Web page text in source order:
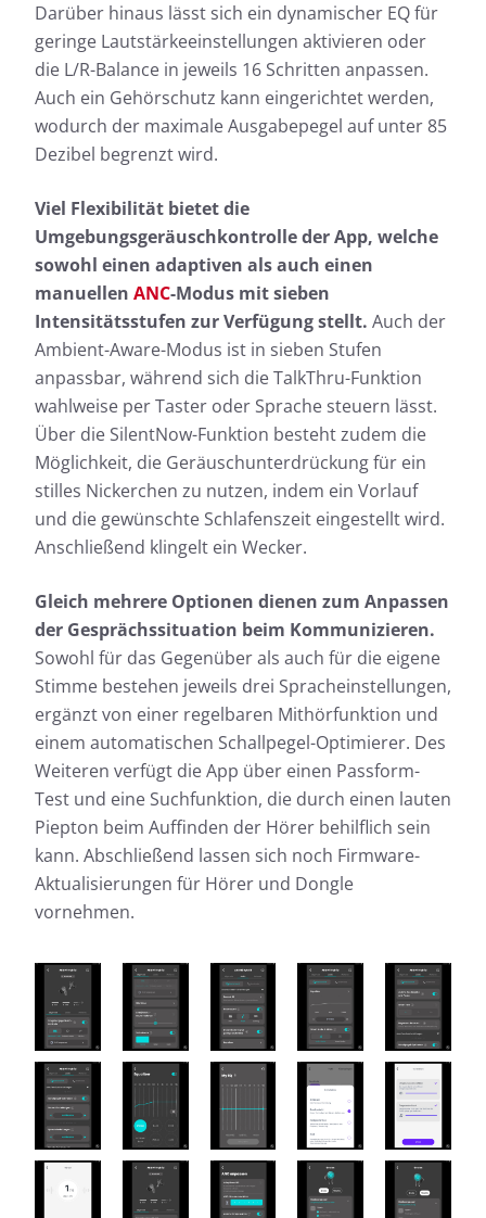
Darüber hinaus lässt sich ein dynamischer EQ für
geringe Lautstärkeeinstellungen aktivieren oder
die L/R-Balance in jeweils 16 Schritten anpassen.
Auch ein Gehörschutz kann eingerichtet werden,
wodurch der maximale Ausgabepegel auf unter 85
Dezibel begrenzt wird.
Viel Flexibilität bietet die
Umgebungsgeräuschkontrolle der App, welche
sowohl einen adaptiven als auch einen
manuellen ANC-Modus mit sieben
Intensitätsstufen zur Verfügung stellt. Auch der
Ambient-Aware-Modus ist in sieben Stufen
anpassbar, während sich die TalkThru-Funktion
wahlweise per Taster oder Sprache steuern lässt.
Über die SilentNow-Funktion besteht zudem die
Möglichkeit, die Geräuschunterdrückung für ein
stilles Nickerchen zu nutzen, indem ein Vorlauf
und die gewünschte Schlafenszeit eingestellt wird.
Anschließend klingelt ein Wecker.
Gleich mehrere Optionen dienen zum Anpassen
der Gesprächssituation beim Kommunizieren.
Sowohl für das Gegenüber als auch für die eigene
Stimme bestehen jeweils drei Spracheinstellungen,
ergänzt von einer regelbaren Mithörfunktion und
einem automatischen Schallpegel-Optimierer. Des
Weiteren verfügt die App über einen Passform-
Test und eine Suchfunktion, die durch einen lauten
Piepton beim Auffinden der Hörer behilflich sein
kann. Abschließend lassen sich noch Firmware-
Aktualisierungen für Hörer und Dongle
vornehmen.